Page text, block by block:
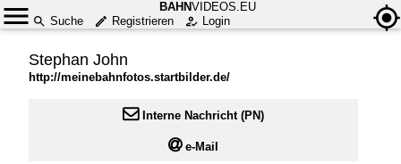
BAHNVIDEOS.EU
Suche
Registrieren Login
Stephan John
http://meinebahnfotos.startbilder.de/
 Interne Nachricht (PN)
e-Mail